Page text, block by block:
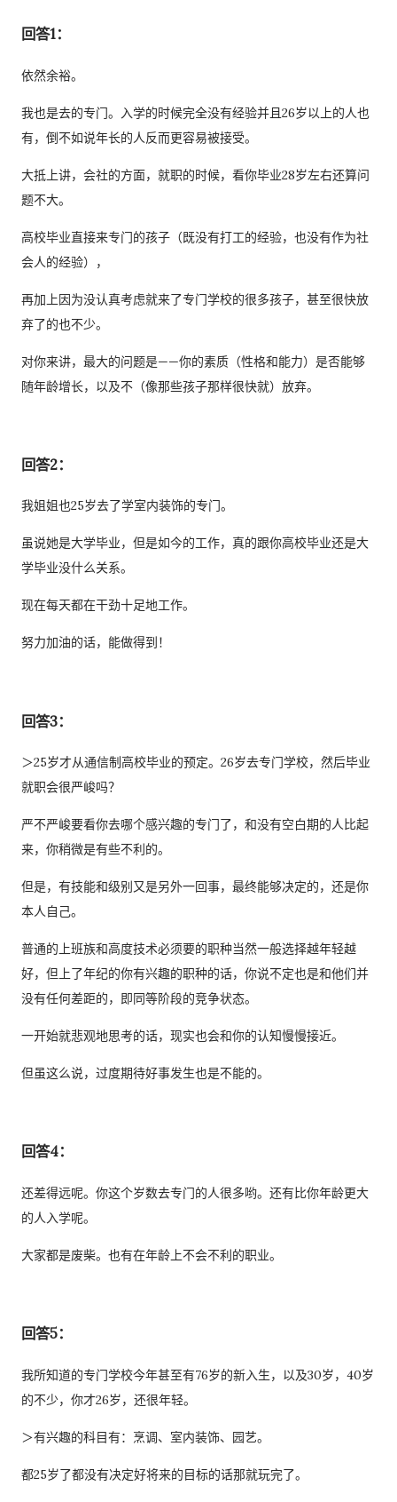
回答1：
依然余裕。
我也是去的专门。入学的时候完全没有经验并且26岁以上的人也
有，倒不如说年长的人反而更容易被接受。
大抵上讲，会社的方面，就职的时候，看你毕业28岁左右还算问
题不大。
高校毕业直接来专门的孩子（既没有打工的经验，也没有作为社
会人的经验），
再加上因为没认真考虑就来了专门学校的很多孩子，甚至很快放
弃了的也不少。
对你来讲，最大的问题是——你的素质（性格和能力）是否能够
随年龄增长，以及不（像那些孩子那样很快就）放弃。
回答2：
我姐姐也25岁去了学室内装饰的专门。
虽说她是大学毕业，但是如今的工作，真的跟你高校毕业还是大
学毕业没什么关系。
现在每天都在干劲十足地工作。
努力加油的话，能做得到！
回答3：
＞25岁才从通信制高校毕业的预定。26岁去专门学校，然后毕业
就职会很严峻吗？
严不严峻要看你去哪个感兴趣的专门了，和没有空白期的人比起
来，你稍微是有些不利的。
但是，有技能和级别又是另外一回事，最终能够决定的，还是你
本人自己。
普通的上班族和高度技术必须要的职种当然一般选择越年轻越
好，但上了年纪的你有兴趣的职种的话，你说不定也是和他们并
没有任何差距的，即同等阶段的竞争状态。
一开始就悲观地思考的话，现实也会和你的认知慢慢接近。
但虽这么说，过度期待好事发生也是不能的。
回答4：
还差得远呢。你这个岁数去专门的人很多哟。还有比你年龄更大
的人入学呢。
大家都是废柴。也有在年龄上不会不利的职业。
回答5：
我所知道的专门学校今年甚至有76岁的新入生，以及30岁，40岁
的不少，你才26岁，还很年轻。
＞有兴趣的科目有：烹调、室内装饰、园艺。
都25岁了都没有决定好将来的目标的话那就玩完了。